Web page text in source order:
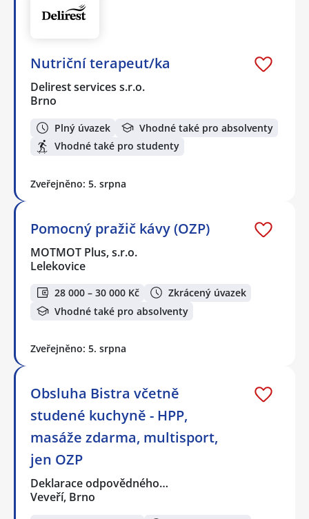
Nutriční terapeut/ka
Delirest services s.r.o.
Brno
Plný úvazek
Vhodné také pro absolventy
Vhodné také pro studenty
Zveřejněno: 5. srpna
Pomocný pražič kávy (OZP)
MOTMOT Plus, s.r.o.
Lelekovice
28 000 – 30 000 Kč
Zkrácený úvazek
Vhodné také pro absolventy
Zveřejněno: 5. srpna
Obsluha Bistra včetně
studené kuchyně - HPP,
masáže zdarma, multisport,
jen OZP
Deklarace odpovědného…
Veveří, Brno